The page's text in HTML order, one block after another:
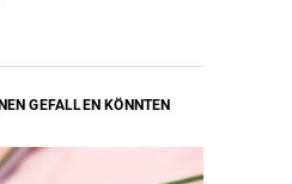
GEFALLEN KÖNNTEN